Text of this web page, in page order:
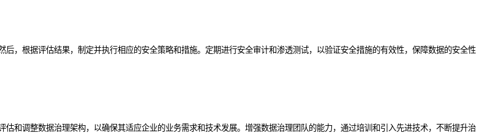
，根据评估结果，制定并执行相应的安全策略和措施。定期进行安全审计和渗透测试，以验证安全措施的有效性，保障数据的安全性
和调整数据治理架构，以确保其适应企业的业务需求和技术发展。增强数据治理团队的能力，通过培训和引入先进技术，不断提升治